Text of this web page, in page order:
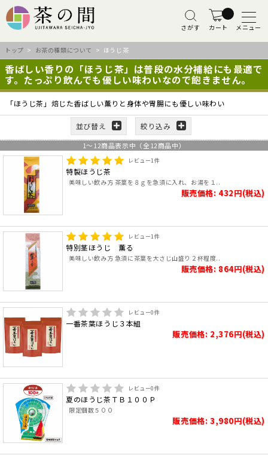
さがす カート メニュー
トップ > お茶の種類について > ほうじ茶
香ばしい香りの「ほうじ茶」は普段の水分補給にも最適で
す。たっぷり飲んでも優しい味わいなので飽きません。
「ほうじ茶」焙じた香ばしい薫りと身体や胃腸にも優しい味わい
並び替え 絞り込み
1～ 12商品表示中（全 12商品中）
レビュー1件
特製ほうじ茶
美味しい飲み方 茶葉を８ｇを急須に入れ、お湯を１..
販売価格: 432円(税込)
レビュー1件
特別茎ほうじ 薫る
美味しい飲み方 急須に茶葉を大さじ山盛り２杯程度..
販売価格: 864円(税込)
レビュー0件
一番茶葉ほうじ３本組
販売価格: 2,376円(税込)
レビュー0件
夏のほうじ茶ＴＢ１００Ｐ
限定個数５００
販売価格: 3,980円(税込)